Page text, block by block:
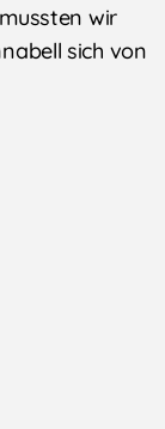
wir
sich von